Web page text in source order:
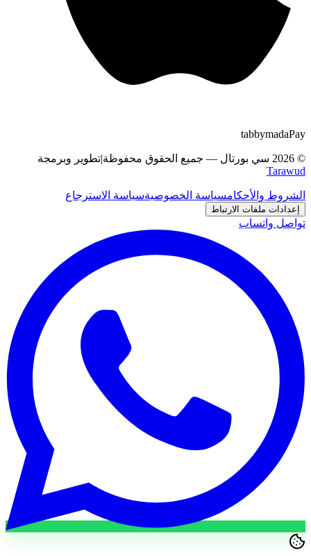
Pay
mada
tabby
©
2026 سي بورتال — جميع الحقوق محفوظة|تطوير وبرمجة
Tarawud
الشروط والأحكامسياسة الخصوصيةسياسة الاسترجاع
إعدادات ملفات الارتباط
تواصل واتساب